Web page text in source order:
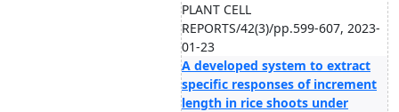
PLANT CELL
REPORTS/42(3)/pp.599-607, 2023-
01-23
A developed system to extract
specific responses of increment
length in rice shoots under